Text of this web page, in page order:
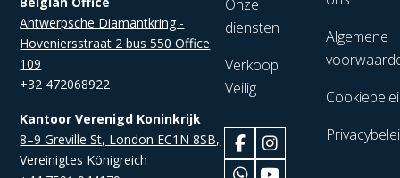
Antwerpsche Diamantkring -
Hoveniersstraat 2 bus 550 Office
109
+32 472068922
Kantoor Verenigd Koninkrijk
8–9 Greville St, London EC1N 8SB,
Vereinigtes Königreich
Onze
diensten
Verkoop
Veilig
Algemene